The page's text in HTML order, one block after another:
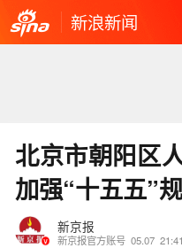
新浪新闻
北京市朝阳区
加强“十五五”
新京报
新京报官方账号 05.07 21:41